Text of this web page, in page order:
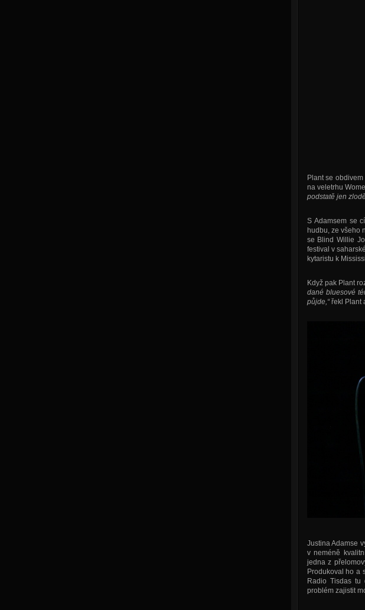
Plant se
na veletrhu
podstatě jen
S Adamsem se
hudbu, ze všeho
se Blind Willie
festival v
kytaristu k
Když pak Plant
dané bluesové
půjde,“řekl Plant
Justina Adamse
v neméně
jedna z
Produkoval ho a
Radio Tisdas tu
problém zajistit